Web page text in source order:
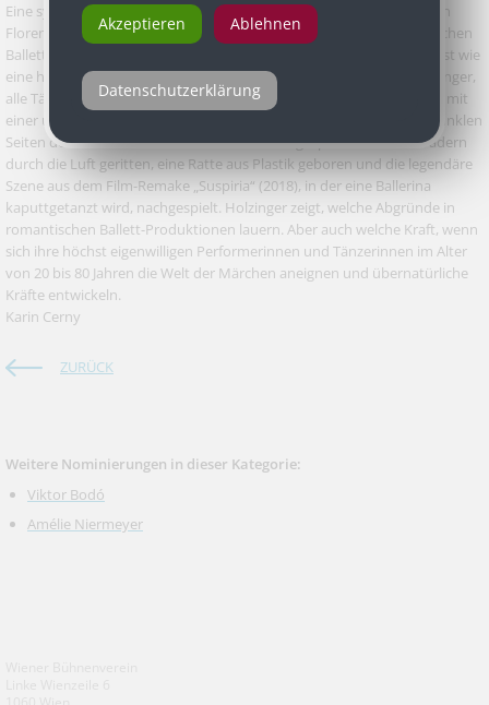
Eine sylphidische Träumerei in Stunts nennt die Wiener Choreografin
Florentina Holzinger ihren Abend „TANZ“, der die Welt der romantischen
Ballette, mit ihren fliegenden Feen und Hexen untersucht. Was zuerst wie
eine harmlose Ballettklasse beginnt (es sind, ungewöhnlich für Holzinger,
alle Tänzerinnen bekleidet!), entgleitet bald in ein nacktes Bacchanal mit
einer übergriffig-lüsternen Lehrerin und endet in eine Reise in die dunklen
Seiten des Balletts: Da wird der böse Wolf aufgespießt, auf Motorrädern
durch die Luft geritten, eine Ratte aus Plastik geboren und die legendäre
Szene aus dem Film-Remake „Suspiria“ (2018), in der eine Ballerina
kaputtgetanzt wird, nachgespielt. Holzinger zeigt, welche Abgründe in
romantischen Ballett-Produktionen lauern. Aber auch welche Kraft, wenn
sich ihre höchst eigenwilligen Performerinnen und Tänzerinnen im Alter
von 20 bis 80 Jahren die Welt der Märchen aneignen und übernatürliche
Kräfte entwickeln.
Karin Cerny
ZURÜCK
Weitere Nominierungen in dieser Kategorie:
Viktor Bodó
Amélie Niermeyer
Akzeptieren Ablehnen
Datenschutzerklärung